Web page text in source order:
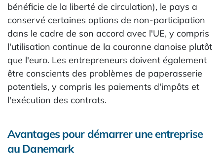
bénéficie de la liberté de circulation), le pays a
conservé certaines options de non-participation
dans le cadre de son accord avec l'UE, y compris
l'utilisation continue de la couronne danoise plutôt
que l'euro. Les entrepreneurs doivent également
être conscients des problèmes de paperasserie
potentiels, y compris les paiements d'impôts et
l'exécution des contrats.
Avantages pour démarrer une entreprise
au Danemark